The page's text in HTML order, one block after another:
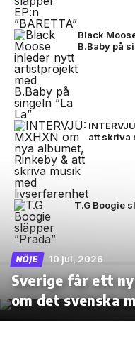
Black
B.Baby på
att skriva
T.G Boogie
NÖJE 10 jul, 2026
Sverige får ett
om det svenska